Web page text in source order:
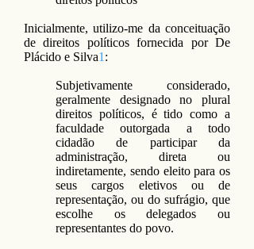
Inicialmente, utilizo-me da conceituação
de direitos políticos fornecida por De
Plácido e Silva1 :
Subjetivamente considerado,
geralmente designado no plural
direitos políticos, é tido como a
faculdade outorgada a todo
cidadão de participar da
administração, direta ou
indiretamente, sendo eleito para os
seus cargos eletivos ou de
representação, ou do sufrágio, que
escolhe os delegados ou
representantes do povo.